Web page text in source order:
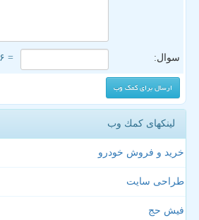
سوال: = ۶ بعلاوه ۳
لینکهای كمك وب
خرید و فروش خودرو
طراحی سایت
فیش حج